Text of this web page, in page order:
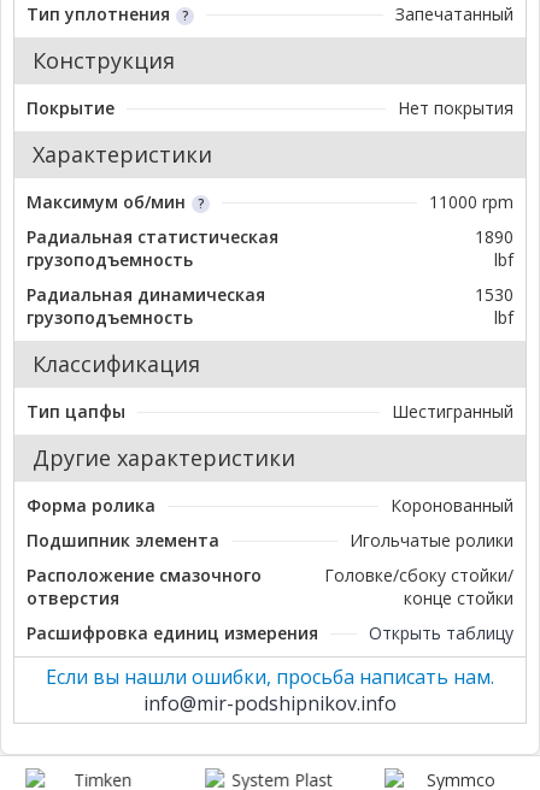
Тип уплотнения Запечатанный
Конструкция
Покрытие Нет покрытия
Характеристики
Максимум об/мин
11000 rpm
Радиальная статистическая
грузоподъемность
1890
lbf
Радиальная динамическая
грузоподъемность
1530
lbf
Классификация
Тип цапфы Шестигранный
Другие характеристики
Форма ролика
Коронованный
Подшипник элемента
Игольчатые ролики
Расположение смазочного
отверстия
Головке/сбоку стойки/
конце стойки
Расшифровка единиц измерения
Открыть таблицу
Если вы нашли ошибки, просьба написать нам.
info@mir-podshipnikov.info